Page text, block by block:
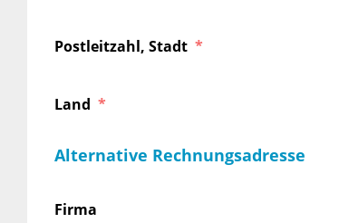
Postleitzahl, Stadt
Land
Alternative Rechnungsadresse
Firma